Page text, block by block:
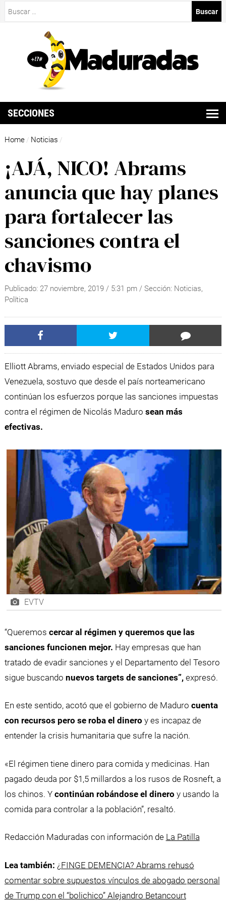
SECCIONES
Home / Noticias /
¡AJÁ, NICO! Abrams
anuncia que hay planes
para fortalecer las
sanciones contra el
chavismo
Publicado: 27 noviembre, 2019/ 5:31 pm / Sección: Noticias,
Política
Elliott Abrams, enviado especial de Estados Unidos para
Venezuela, sostuvo que desde el país norteamericano
continúan los esfuerzos porque las sanciones impuestas
contra el régimen de Nicolás Maduro sean más
efectivas.
EVTV
“Queremos cercar al régimen y queremos que las
sanciones funcionen mejor. Hay empresas que han
tratado de evadir sanciones y el Departamento del Tesoro
sigue buscando nuevos targets de sanciones”,expresó.
En este sentido, acotó que el gobierno de Maduro cuenta
con recursos pero se roba el dinero y es incapaz de
entender la crisis humanitaria que sufre la nación.
«El régimen tiene dinero para comida y medicinas. Han
pagado deuda por $1,5 millardos a los rusos de Rosneft, a
los chinos. Y continúan robándose el dinero y usando la
comida para controlar a la población”, resaltó.
Redacción Maduradas con información de La Patilla
Lea también: ¿FINGE DEMENCIA? Abrams rehusó
comentar sobre supuestos vínculos de abogado personal
de Trump con el “bolichico” Alejandro Betancourt